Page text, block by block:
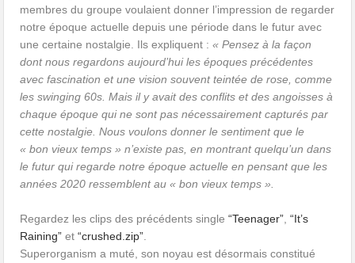
membres du groupe voulaient donner l’impression de regarder
notre époque actuelle depuis une période dans le futur avec
une certaine nostalgie. Ils expliquent : « Pensez à la façon
dont nous regardons aujourd’hui les époques précédentes
avec fascination et une vision souvent teintée de rose, comme
les swinging 60s. Mais il y avait des conflits et des angoisses à
chaque époque qui ne sont pas nécessairement capturés par
cette nostalgie. Nous voulons donner le sentiment que le
« bon vieux temps » n’existe pas, en montrant quelqu’un dans
le futur qui regarde notre époque actuelle en pensant que les
années 2020 ressemblent au « bon vieux temps ».
Regardez les clips des précédents single“Teenager” ,“It’s
Raining” et“crushed.zip”
Superorganism a muté, son noyau est désormais constitué